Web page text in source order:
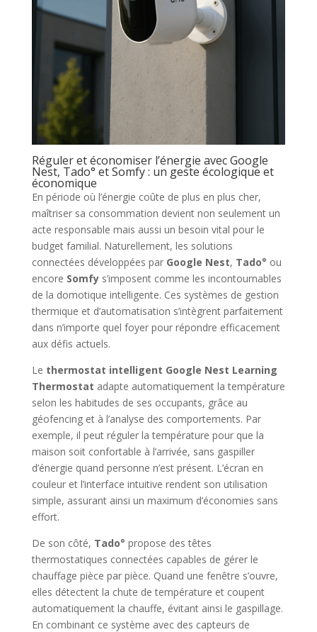
Réguler et économiser l’énergie avec Google
Nest, Tado° et Somfy : un geste écologique et
économique
En période où l’énergie coûte de plus en plus cher,
maîtriser sa consommation devient non seulement un
acte responsable mais aussi un besoin vital pour le
budget familial. Naturellement, les solutions
connectées développées par Google Nest, Tado° ou
encore Somfys’imposent comme les incontournables
de la domotique intelligente. Ces systèmes de gestion
thermique et d’automatisation s’intègrent parfaitement
dans n’importe quel foyer pour répondre efficacement
aux défis actuels.
Le thermostat intelligent Google Nest Learning
Thermostat adapte automatiquement la température
selon les habitudes de ses occupants, grâce au
géofencing et à l’analyse des comportements. Par
exemple, il peut réguler la température pour que la
maison soit confortable à l’arrivée, sans gaspiller
d’énergie quand personne n’est présent. L’écran en
couleur et l’interface intuitive rendent son utilisation
simple, assurant ainsi un maximum d’économies sans
effort.
De son côté, Tado° propose des têtes
thermostatiques connectées capables de gérer le
chauffage pièce par pièce. Quand une fenêtre s’ouvre,
elles détectent la chute de température et coupent
automatiquement la chauffe, évitant ainsi le gaspillage.
En combinant ce système avec des capteurs de